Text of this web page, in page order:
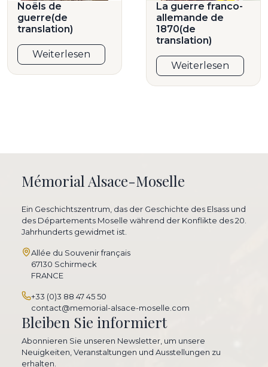
Noëls de
guerre(de
translation)
Weiterlesen
La guerre franco-
allemande de
1870(de
translation)
Weiterlesen
Mémorial Alsace-Moselle
Ein Geschichtszentrum, das der Geschichte des Elsass und
des Départements Moselle während der Konflikte des 20.
Jahrhunderts gewidmet ist.
Allée du Souvenir français
67130 Schirmeck
FRANCE
+33 (0)3 88 47 45 50
contact@memorial-alsace-moselle.com
Bleiben Sie informiert
Abonnieren Sie unseren Newsletter, um unsere
Neuigkeiten, Veranstaltungen und Ausstellungen zu
erhalten.